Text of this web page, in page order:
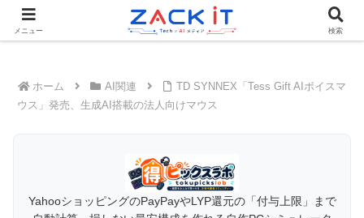
Tech×AIメディア『ZACK IT - 未来をもっと身近に』
ホーム AI関連
TD SYNNEX「Tess Gift AIボイスマ
ウス」発売、生成AI搭載の法人向けマウス
YahooショッピングのPayPayやLYP還元の「付与上限」まで
メニュー 検索